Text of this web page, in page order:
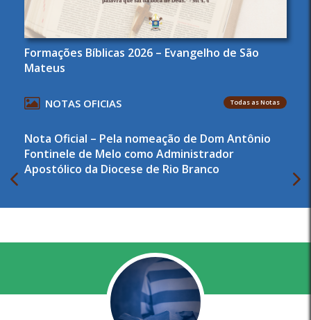
Formações Bíblicas 2026 – Evangelho de São
Mateus
NOTAS OFICIAS Todas as Notas
Nota Oficial – Pela nomeação de Dom Antônio
Fontinele de Melo como Administrador
Apostólico da Diocese de Rio Branco